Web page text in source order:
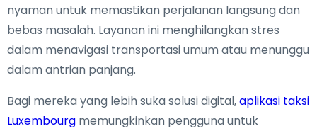
nyaman untuk memastikan perjalanan langsung dan
bebas masalah. Layanan ini menghilangkan stres
dalam menavigasi transportasi umum atau menunggu
dalam antrian panjang.
Bagi mereka yang lebih suka solusi digital,aplikasi taksi
Luxembourg memungkinkan pengguna untuk